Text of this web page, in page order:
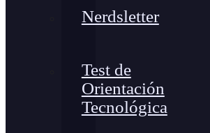
Nerdsletter
Test de
Orientación
Tecnológica